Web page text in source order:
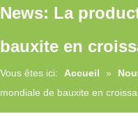
News: La
bauxite en
Vous êtes ici: Accueil »
mondiale de bauxite en